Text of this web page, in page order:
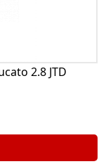
2.8 JTD